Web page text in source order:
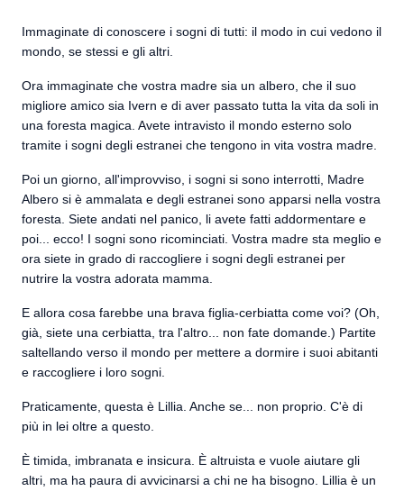
Immaginate di conoscere i sogni di tutti: il modo in cui vedono il
mondo, se stessi e gli altri.
Ora immaginate che vostra madre sia un albero, che il suo
migliore amico sia Ivern e di aver passato tutta la vita da soli in
una foresta magica. Avete intravisto il mondo esterno solo
tramite i sogni degli estranei che tengono in vita vostra madre.
Poi un giorno, all'improvviso, i sogni si sono interrotti, Madre
Albero si è ammalata e degli estranei sono apparsi nella vostra
foresta. Siete andati nel panico, li avete fatti addormentare e
poi... ecco! I sogni sono ricominciati. Vostra madre sta meglio e
ora siete in grado di raccogliere i sogni degli estranei per
nutrire la vostra adorata mamma.
E allora cosa farebbe una brava figlia-cerbiatta come voi? (Oh,
già, siete una cerbiatta, tra l'altro... non fate domande.) Partite
saltellando verso il mondo per mettere a dormire i suoi abitanti
e raccogliere i loro sogni.
Praticamente, questa è Lillia. Anche se... non proprio. C'è di
più in lei oltre a questo.
È timida, imbranata e insicura. È altruista e vuole aiutare gli
altri, ma ha paura di avvicinarsi a chi ne ha bisogno. Lillia è un